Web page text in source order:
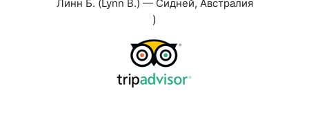
Линн Б. (Lynn B.) — Сидней, Австралия
)